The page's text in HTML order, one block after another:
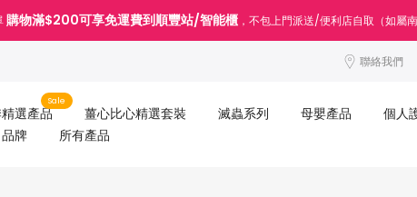
購物滿$200可享免運費到順豐站/智能櫃，不包上門派送/便利店自取（如屬
聯絡我們
選產品
Sale
薑心比心精選套裝 滅蟲系列 母嬰產品
個人
品牌 所有產品